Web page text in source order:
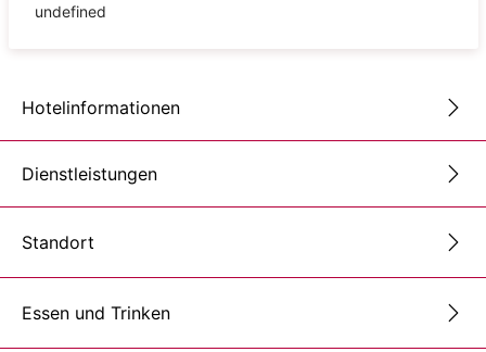
undefined
Hotelinformationen
Dienstleistungen
Standort
Essen und Trinken